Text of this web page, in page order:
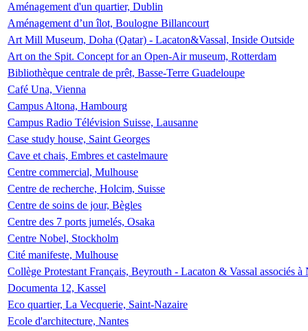
Aménagement d'un quartier, Dublin
Aménagement d’un îlot, Boulogne Billancourt
Art Mill Museum, Doha (Qatar) - Lacaton&Vassal, Inside Outside
Art on the Spit. Concept for an Open-Air museum, Rotterdam
Bibliothèque centrale de prêt, Basse-Terre Guadeloupe
Café Una, Vienna
Campus Altona, Hambourg
Campus Radio Télévision Suisse, Lausanne
Case study house, Saint Georges
Cave et chais, Embres et castelmaure
Centre commercial, Mulhouse
Centre de recherche, Holcim, Suisse
Centre de soins de jour, Bègles
Centre des 7 ports jumelés, Osaka
Centre Nobel, Stockholm
Cité manifeste, Mulhouse
Collège Protestant Français, Beyrouth - Lacaton & Vassal associés
Documenta 12, Kassel
Eco quartier, La Vecquerie, Saint-Nazaire
Ecole d'architecture, Nantes